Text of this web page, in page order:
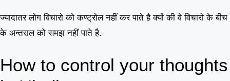
ज्यादातर लोग विचारो को कण्ट्रोल नहीं कर पाते है क्यों की वे विचारो के बीच
के अन्तराल को समझ नहीं पाते है.
How to control your thoughts